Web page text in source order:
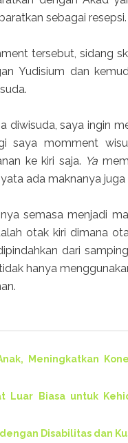
sebagai resepsi.
tersebut, sidang
Yudisium dan
diwisuda, saya ingin
saya momment
ke kiri saja. Ya
ada maknanya juga
semasa menjadi
otak kiri dimana
dari
hanya
Meningkatkan
Luar Biasa untuk
Disabilitas dan